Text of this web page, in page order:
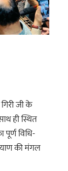
जी के
ही स्थित
पूर्ण विधि-
की मंगल